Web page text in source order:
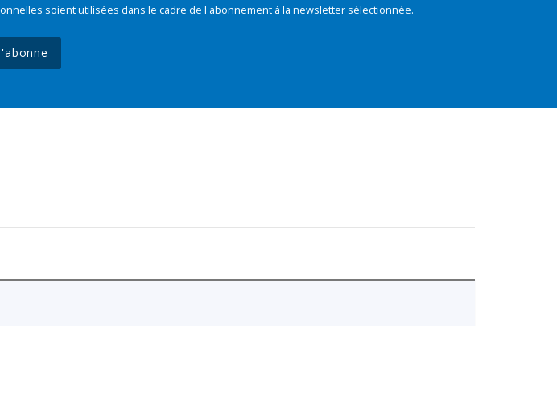
soient utilisées dans le cadre de l'abonnement à la newsletter sélectionnée.